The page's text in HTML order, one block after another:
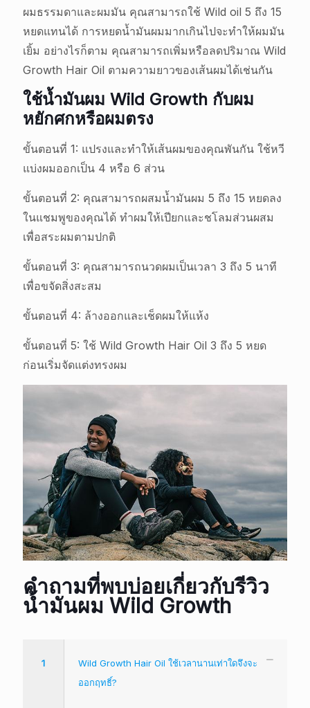
ผมธรรมดาและผมมัน คุณสามารถใช้ Wild oil 5 ถึง 15
หยดแทนได้ การหยดน้ำมันผมมากเกินไปจะทำให้ผมมัน
เยิ้ม อย่างไรก็ตาม คุณสามารถเพิ่มหรือลดปริมาณ Wild
Growth Hair Oil ตามความยาวของเส้นผมได้เช่นกัน
ใช้น้ำมันผม Wild Growth กับผม
หยักศกหรือผมตรง
ขั้นตอนที่ 1: แปรงและทำให้เส้นผมของคุณพันกัน ใช้หวี
แบ่งผมออกเป็น 4 หรือ 6 ส่วน
ขั้นตอนที่ 2: คุณสามารถผสมน้ำมันผม 5 ถึง 15 หยดลง
ในแชมพูของคุณได้ ทำผมให้เปียกและชโลมส่วนผสม
เพื่อสระผมตามปกติ
ขั้นตอนที่ 3: คุณสามารถนวดผมเป็นเวลา 3 ถึง 5 นาที
เพื่อขจัดสิ่งสะสม
ขั้นตอนที่ 4: ล้างออกและเช็ดผมให้แห้ง
ขั้นตอนที่ 5: ใช้ Wild Growth Hair Oil 3 ถึง 5 หยด
ก่อนเริ่มจัดแต่งทรงผม
คำถามที่พบบ่อยเกี่ยวกับรีวิว
น้ำมันผม Wild Growth
1
Wild Growth Hair Oil ใช้เวลานานเท่าใดจึงจะ
ออกฤทธิ์?